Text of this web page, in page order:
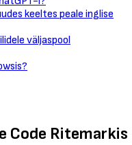
keeltes peale inglise
väljaspool
Code Ritemarkis